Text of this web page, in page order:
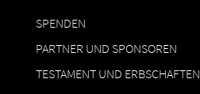
SPENDEN
PARTNER UND SPONSOREN
TESTAMENT UND ERBSCHAFTEN